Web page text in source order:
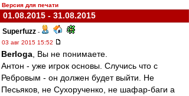
Версия для печати
01.08.2015 - 31.08.2015
Superfuzz -
03 авг 2015 15:52
Berloga , Вы не понимаете.
Антон - уже игрок основы. Случись что с
Ребровым - он должен будет выйти. Не
Песьяков, не Сухорученко, не шафар-баги а